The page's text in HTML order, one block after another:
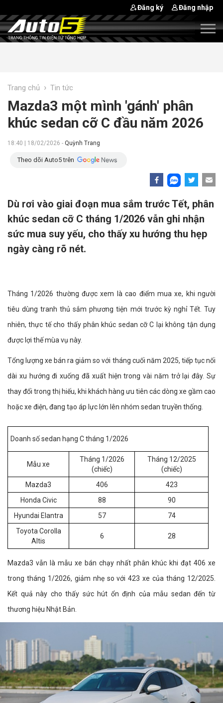
Đăng ký Đăng nhập
Trang chủ › Tin tức
Mazda3 một mình 'gánh' phân
khúc sedan cỡ C đầu năm 2026
18:40 | 18/02/2026 - Quỳnh Trang
Theo dõi Auto5 trên
Dù rơi vào giai đoạn mua sắm trước Tết, phân
khúc sedan cỡ C tháng 1/2026 vẫn ghi nhận
sức mua suy yếu, cho thấy xu hướng thu hẹp
ngày càng rõ nét.
Tháng 1/2026 thường được xem là cao điểm mua xe, khi người
tiêu dùng tranh thủ sắm phương tiện mới trước kỳ nghỉ Tết. Tuy
nhiên, thực tế cho thấy phân khúc sedan cỡ C lại không tận dụng
được lợi thế mùa vụ này.
Tổng lượng xe bán ra giảm so với tháng cuối năm 2025, tiếp tục nối
dài xu hướng đi xuống đã xuất hiện trong vài năm trở lại đây. Sự
thay đổi trong thị hiếu, khi khách hàng ưu tiên các dòng xe gầm cao
hoặc xe điện, đang tạo áp lực lớn lên nhóm sedan truyền thống.
Doanh số sedan hạng C tháng 1/2026
Mẫu xe
Tháng 1/2026
(chiếc)
Tháng 12/2025
(chiếc)
Mazda3
406
423
Honda Civic
88
90
Hyundai Elantra
57
74
Toyota Corolla
Altis
6 28
Mazda3 vẫn là mẫu xe bán chạy nhất phân khúc khi đạt 406 xe
trong tháng 1/2026, giảm nhẹ so với 423 xe của tháng 12/2025.
Kết quả này cho thấy sức hút ổn định của mẫu sedan đến từ
thương hiệu Nhật Bản.